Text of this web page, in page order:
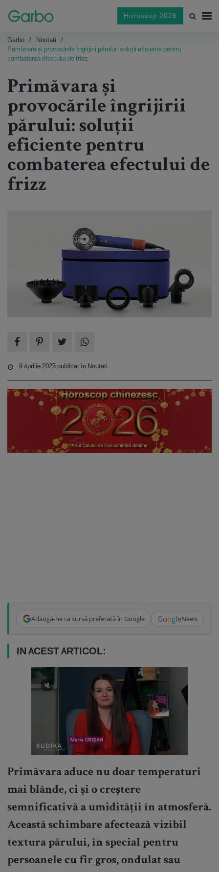
Horoscop 2026
Garbo
Noutati
Primăvara și provocările îngrijirii părului: soluții eficiente pentru
combaterea efectului de frizz
Primăvara și
provocările îngrijirii
părului: soluții
eficiente pentru
combaterea efectului de
frizz
9 Aprilie 2025 publicat în Noutati
Adaugă-ne ca sursă preferată în Google GoogleNews
IN ACEST ARTICOL:
Primăvara aduce nu doar temperaturi
mai blânde, ci și o creștere
semnificativă a umidității în atmosferă.
Această schimbare afectează vizibil
textura părului, în special pentru
persoanele cu fir gros, ondulat sau